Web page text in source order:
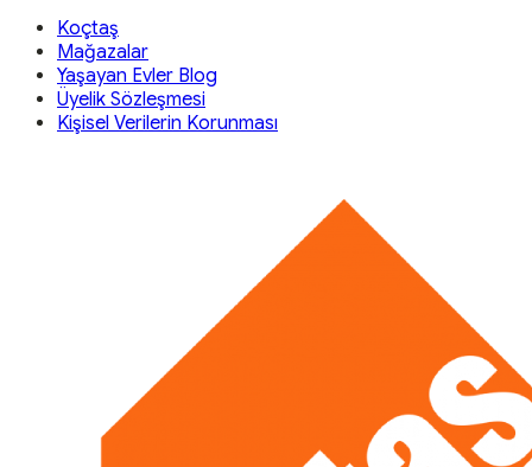
Koçtaş
Mağazalar
Yaşayan Evler Blog
Üyelik Sözleşmesi
Kişisel Verilerin Korunması